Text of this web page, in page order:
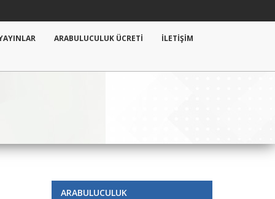
ARABULUCULUK ÜCRETİ İLETİŞİM
ARABULUCULUK